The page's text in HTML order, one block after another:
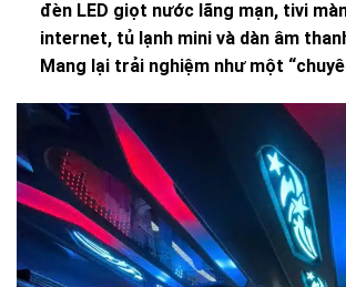
đèn LED giọt nước lãng mạn, tivi
internet, tủ lạnh mini và dàn âm
Mang lại trải nghiệm như một